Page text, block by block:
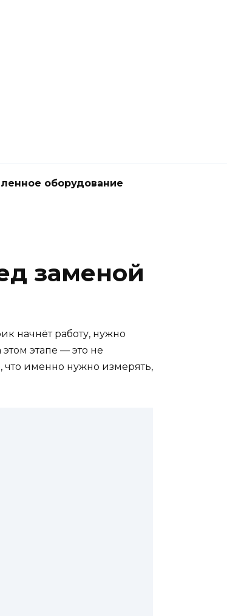
оборудование
заменой
начнёт работу, нужно
этапе — это не
что именно нужно измерять,